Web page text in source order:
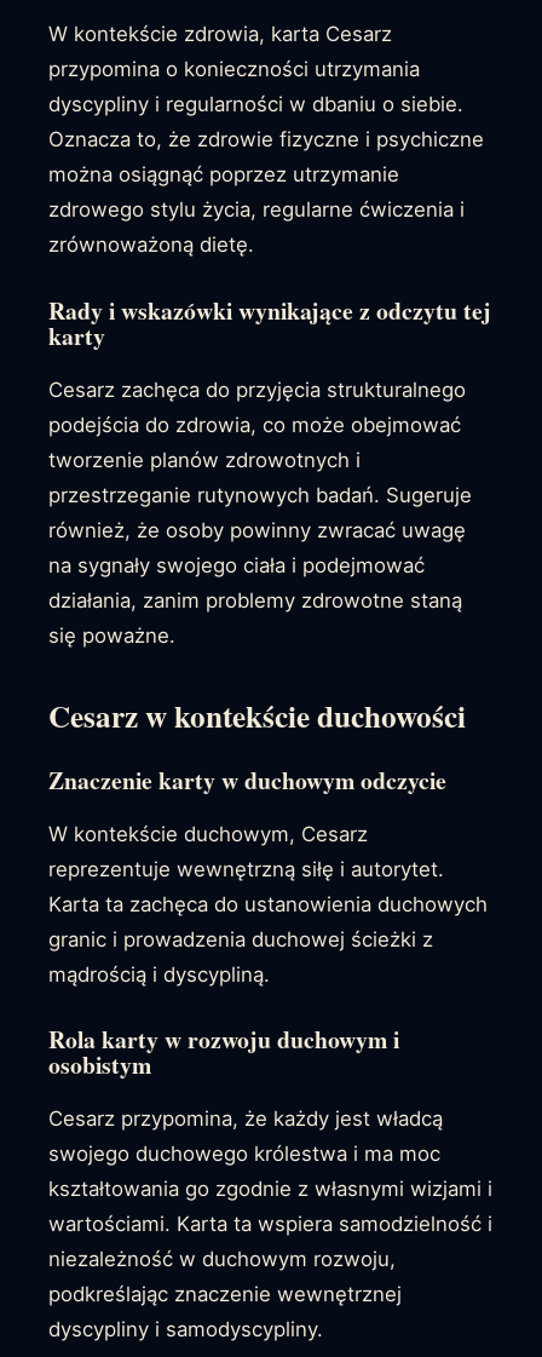
W kontekście zdrowia, karta Cesarz
przypomina o konieczności utrzymania
dyscypliny i regularności w dbaniu o siebie.
Oznacza to, że zdrowie fizyczne i psychiczne
można osiągnąć poprzez utrzymanie
zdrowego stylu życia, regularne ćwiczenia i
zrównoważoną dietę.
Rady i wskazówki wynikające z odczytu tej
karty
Cesarz zachęca do przyjęcia strukturalnego
podejścia do zdrowia, co może obejmować
tworzenie planów zdrowotnych i
przestrzeganie rutynowych badań. Sugeruje
również, że osoby powinny zwracać uwagę
na sygnały swojego ciała i podejmować
działania, zanim problemy zdrowotne staną
się poważne.
Cesarz w kontekście duchowości
Znaczenie karty w duchowym odczycie
W kontekście duchowym, Cesarz
reprezentuje wewnętrzną siłę i autorytet.
Karta ta zachęca do ustanowienia duchowych
granic i prowadzenia duchowej ścieżki z
mądrością i dyscypliną.
Rola karty w rozwoju duchowym i
osobistym
Cesarz przypomina, że każdy jest władcą
swojego duchowego królestwa i ma moc
kształtowania go zgodnie z własnymi wizjami i
wartościami. Karta ta wspiera samodzielność i
niezależność w duchowym rozwoju,
podkreślając znaczenie wewnętrznej
dyscypliny i samodyscypliny.